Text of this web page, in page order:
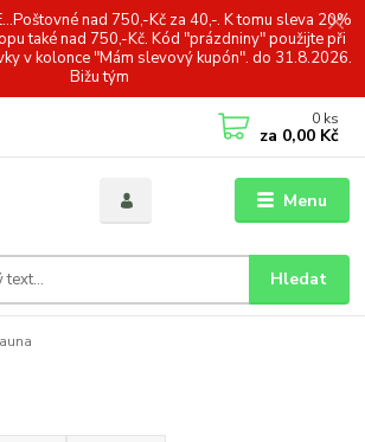
nad 750,-Kč za 40,-. K tomu sleva 20%
také nad 750,-Kč. Kód "prázdniny" použijte při
v kolonce "Mám slevový kupón". do 31.8.2026.
Bižu tým
Menu
Hledat
0 ks
za 0,00 Kč